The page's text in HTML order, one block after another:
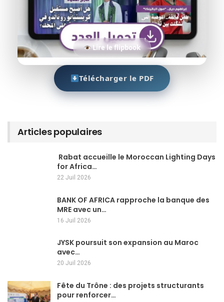
Lire le flipbook
Télécharger le PDF
Articles populaires
Rabat accueille le Moroccan Lighting Days
for Africa…
22 Juil 2026
BANK OF AFRICA rapproche la banque des
MRE avec un…
16 Juil 2026
JYSK poursuit son expansion au Maroc
avec…
20 Juil 2026
Fête du Trône : des projets structurants
pour renforcer…